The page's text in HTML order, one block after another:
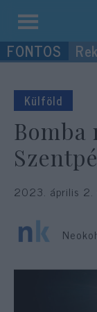
Kilépés
a
Külföld
Bomba
2023. április 2.